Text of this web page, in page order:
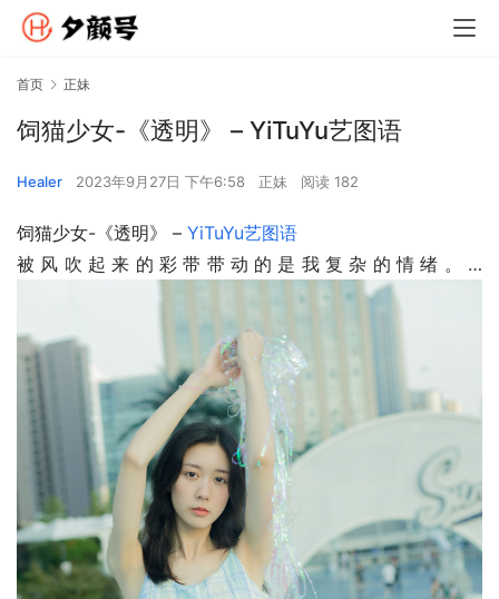
首页 正妹
饲猫少女-《透明》 – YiTuYu艺图语
Healer 2023年9月27日 下午6:58 正妹 阅读 182
饲猫少女-《透明》 – YiTuYu艺图语
被风吹起来的彩带带动的是我复杂的情绪。…